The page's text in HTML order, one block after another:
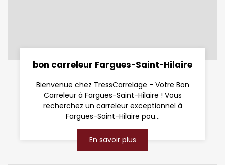
bon carreleur Fargues-Saint-Hilaire
Bienvenue chez TressCarrelage - Votre Bon
Carreleur à Fargues-Saint-Hilaire ! Vous
recherchez un carreleur exceptionnel à
Fargues-Saint-Hilaire pou...
En savoir plus